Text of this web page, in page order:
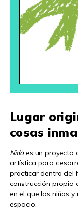
Lugar
cosas
Nidoes un proyecto
artística para
practicar dentro del
construcción propia
en el que los niños
espacio.